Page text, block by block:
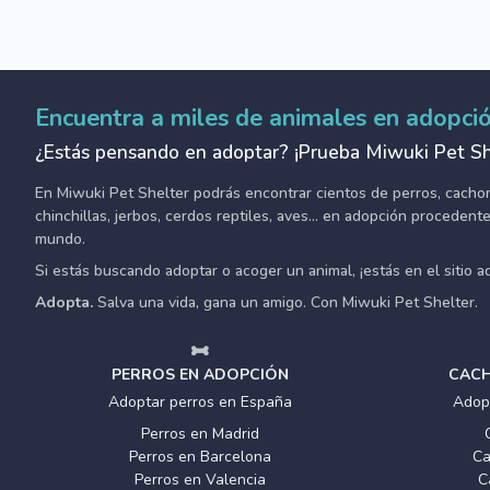
Encuentra a miles de animales en
¿Estás pensando en adoptar? ¡Prueba Miwuki Pet
En Miwuki Pet Shelter podrás encontrar cientos de perros,
chinchillas, jerbos, cerdos reptiles, aves... en adopción
mundo.
Si estás buscando adoptar o acoger un animal, ¡estás en el sitio
Adopta. Salva una vida, gana un amigo. Con Miwuki Pet Shelter.
PERROS EN ADOPCIÓN
Adoptar perros en España
Perros en Madrid
Perros en Barcelona
Perros en Valencia